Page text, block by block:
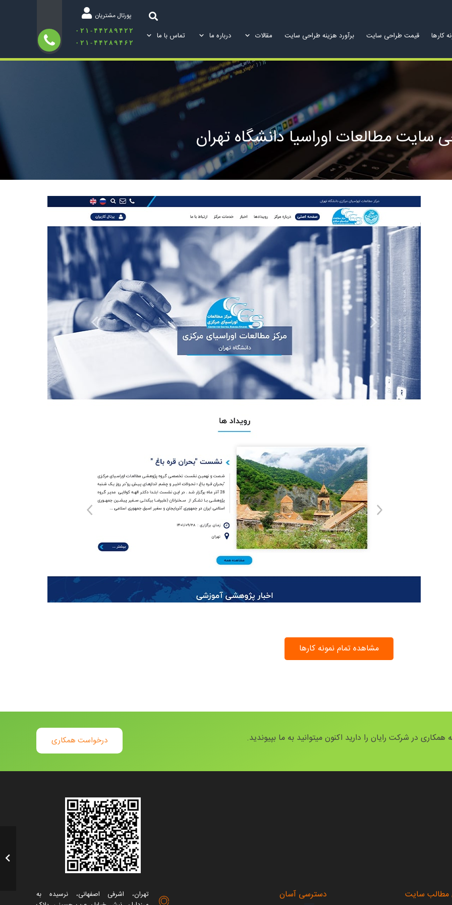
پورتال مشتریان
۰۲۱-۴۴۲۸۹۴۲۲
۰۲۱-۴۴۲۸۹۴۶۲
کارها قیمت طراحی سایت برآورد هزینه طراحی سایت مقالات درباره ما تماس با ما
سایت مطالعات اوراسیا دانشگاه تهران
مشاهده تمام نمونه کارها
در شرکت رایان را دارید اکنون میتوانید به ما بپیوندید. درخواست همکاری
مطالب سایت دسترسی آسان
تهران، اشرفی اصفهانی، نرسیده به